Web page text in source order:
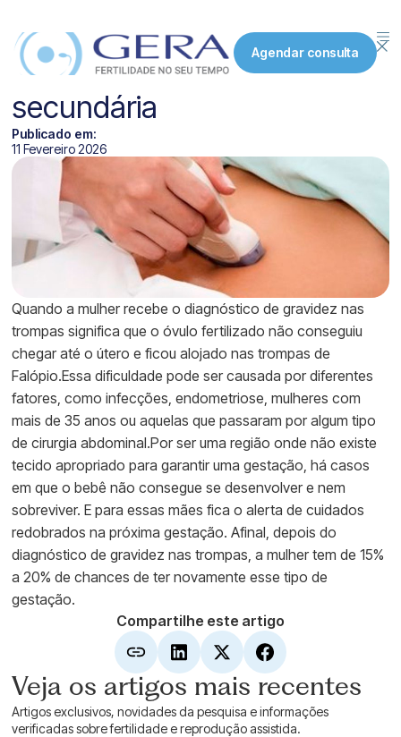
Agendar consulta
Gravidez nas trompas
aumenta infertilidade
secundária
Publicado em:
11 Fevereiro 2026
Quando a mulher recebe o diagnóstico de gravidez nas
trompas significa que o óvulo fertilizado não conseguiu
chegar até o útero e ficou alojado nas trompas de
Falópio.Essa dificuldade pode ser causada por diferentes
fatores, como infecções, endometriose, mulheres com
mais de 35 anos ou aquelas que passaram por algum tipo
de cirurgia abdominal.Por ser uma região onde não existe
tecido apropriado para garantir uma gestação, há casos
em que o bebê não consegue se desenvolver e nem
sobreviver. E para essas mães fica o alerta de cuidados
redobrados na próxima gestação. Afinal, depois do
diagnóstico de gravidez nas trompas, a mulher tem de 15%
a 20% de chances de ter novamente esse tipo de
gestação.
Compartilhe este artigo
Veja os artigos mais recentes
Artigos exclusivos, novidades da pesquisa e informações
verificadas sobre fertilidade e reprodução assistida.